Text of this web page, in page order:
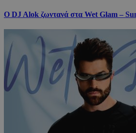
Ο DJ Alok ζωντανά στα Wet Glam –